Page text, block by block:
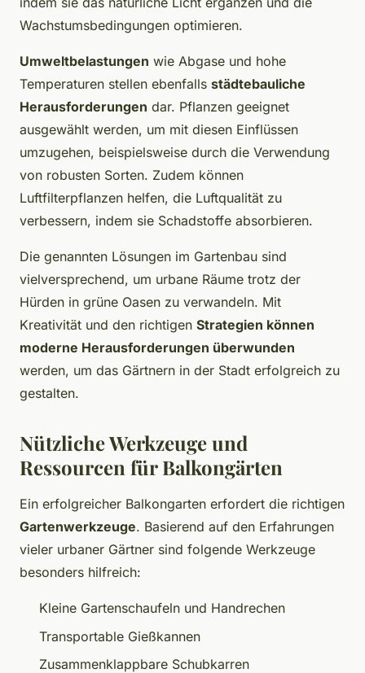
Wachstumsbedingungen optimieren.
Umweltbelastungen wie Abgase und hohe
Temperaturen stellen ebenfalls städtebauliche
Herausforderungen dar. Pflanzen geeignet
ausgewählt werden, um mit diesen Einflüssen
umzugehen, beispielsweise durch die Verwendung
von robusten Sorten. Zudem können
Luftfilterpflanzen helfen, die Luftqualität zu
verbessern, indem sie Schadstoffe absorbieren.
Die genannten Lösungen im Gartenbau sind
vielversprechend, um urbane Räume trotz der
Hürden in grüne Oasen zu verwandeln. Mit
Kreativität und den richtigen Strategien können
moderne Herausforderungen überwunden
werden, um das Gärtnern in der Stadt erfolgreich zu
gestalten.
Nützliche Werkzeuge und
Ressourcen für Balkongärten
Ein erfolgreicher Balkongarten erfordert die richtigen
Gartenwerkzeuge. Basierend auf den Erfahrungen
vieler urbaner Gärtner sind folgende Werkzeuge
besonders hilfreich:
Kleine Gartenschaufeln und Handrechen
Transportable Gießkannen
Zusammenklappbare Schubkarren